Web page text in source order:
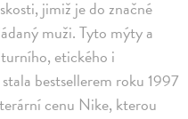
jimiž je do značné
muži. Tyto mýty a
etického i
bestsellerem roku 1997
cenu Nike, kterou